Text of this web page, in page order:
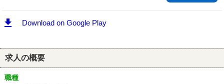
求人の概要
職種